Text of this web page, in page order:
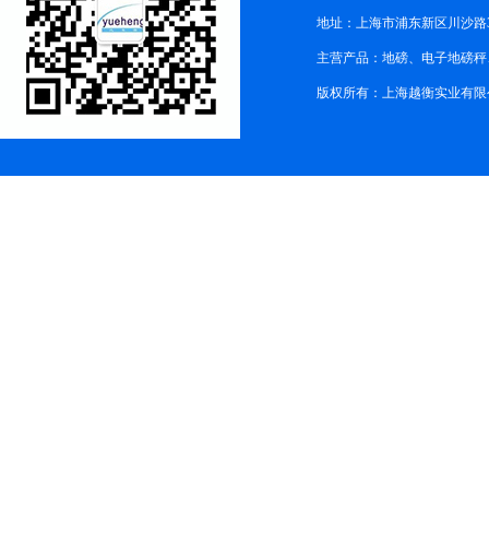
地址：上海市浦东新区川沙路
主营产品：地磅、电子地磅
版权所有：上海越衡实业有